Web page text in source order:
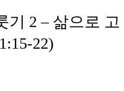
기 2 – 삶으로 고
22)